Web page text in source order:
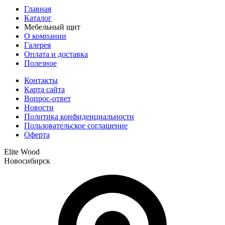
Главная
Каталог
Мебельный щит
О компании
Галерея
Оплата и доставка
Полезное
Контакты
Карта сайта
Вопрос-ответ
Новости
Политика конфиденциальности
Пользовательское соглашение
Оферта
Elite Wood
Новосибирск